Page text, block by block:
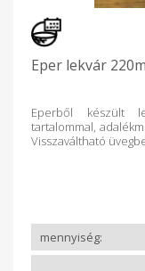
Eper lekvár
Eperből készült
tartalommal,
Visszaváltható